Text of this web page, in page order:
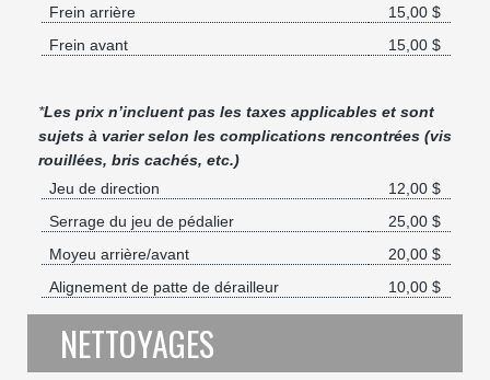
Frein arrière
15,00 $
Frein avant
15,00 $
*Les prix n’incluent pas les taxes applicables et sont
sujets à varier selon les complications rencontrées (vis
rouillées, bris cachés, etc.)
Jeu de direction
12,00 $
Serrage du jeu de pédalier
25,00 $
Moyeu arrière/avant
20,00 $
Alignement de patte de dérailleur
10,00 $
NETTOYAGES